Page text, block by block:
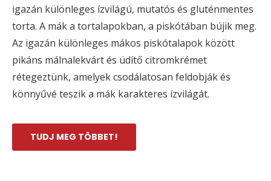
igazán különleges ízvilágú, mutatós és gluténmentes
torta. A mák a tortalapokban, a piskótában bújik meg.
Az igazán különleges mákos piskótalapok között
pikáns málnalekvárt és üdítő citromkrémet
rétegeztünk, amelyek csodálatosan feldobják és
könnyűvé teszik a mák karakteres ízvilágát.
TUDJ MEG TÖBBET!